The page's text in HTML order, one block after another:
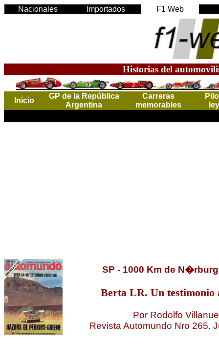
Nacionales Importados F1 Web
Historias del
Inicio
GP de la República
Argentina
Carreras
memorables
SP - 1000 Km de
Berta LR. Un testimonio
Por Rodolfo
Revista Automundo Nro 265.